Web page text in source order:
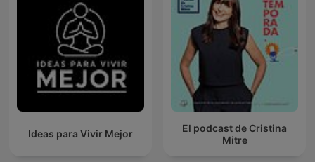
Ideas para Vivir Mejor
El podcast de Cristina
Mitre